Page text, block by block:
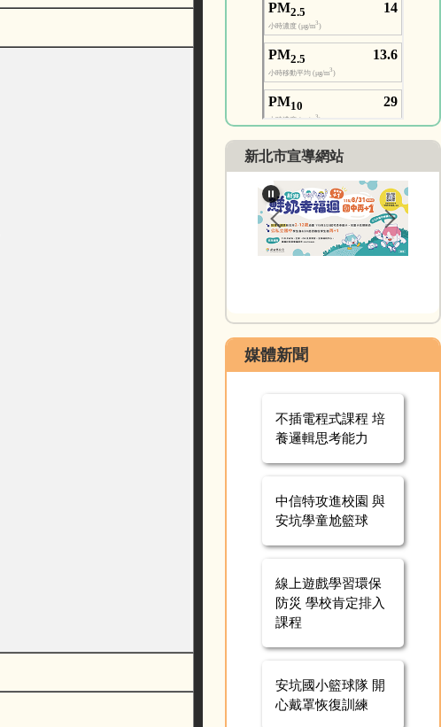
新北市宣導網站
媒體新聞
不插電程式課程 培
養邏輯思考能力
中信特攻進校園 與
安坑學童尬籃球
線上遊戲學習環保
防災 學校肯定排入
課程
安坑國小籃球隊 開
心戴罩恢復訓練